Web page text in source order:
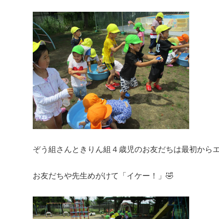
ぞう組さんときりん組４歳児のお友だちは最初から
お友だちや先生めがけて「イケー！」🤣